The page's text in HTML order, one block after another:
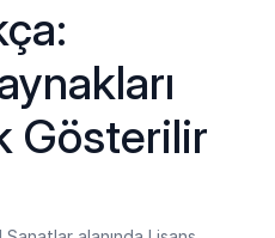
Gösterilir